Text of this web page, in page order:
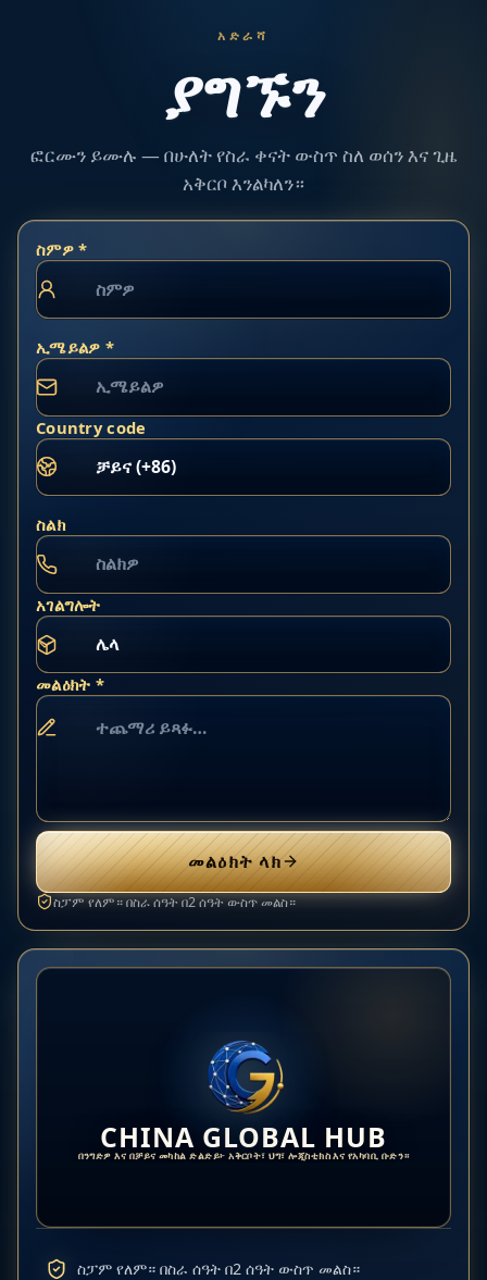
አድራሻ
ያግኙን
ፎርሙን ይሙሉ — በሁለት የስራ ቀናት ውስጥ ስለ ወሰን እና ጊዜ
አቅርቦ እንልካለን።
ስምዎ *
ኢሜይልዎ *
Country code
ስልክ
አገልግሎት
መልዕክት *
መልዕክት ላክ
ስፓም የለም። በስራ ሰዓት በ2 ሰዓት ውስጥ መልስ።
CHINA GLOBAL HUB
በንግድዎ እና በቻይና መካከል ድልድይ፦ አቅርቦት፣ ህግ፣ ሎጂስቲክስ እና የአካባቢ ቡድን።
ስፓም የለም። በስራ ሰዓት በ2 ሰዓት ውስጥ መልስ።